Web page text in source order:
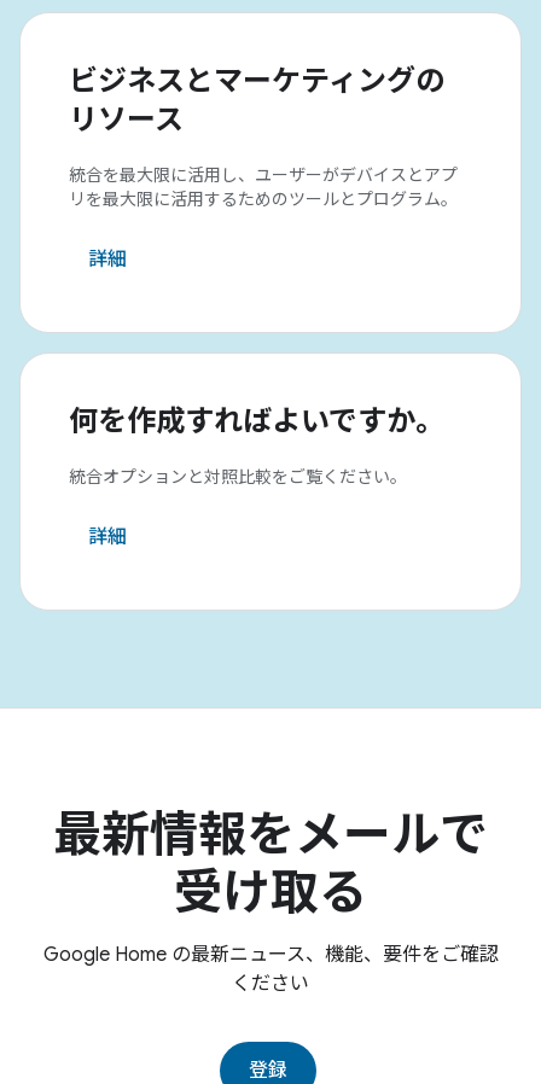
ビジネスとマーケティングの
リソース
統合を最大限に活用し、ユーザーがデバイスとアプ
リを最大限に活用するためのツールとプログラム。
詳細
何を作成すればよいですか。
統合オプションと対照比較をご覧ください。
詳細
最新情報をメールで
受け取る
Google Home の最新ニュース、機能、要件をご確認
ください
登録